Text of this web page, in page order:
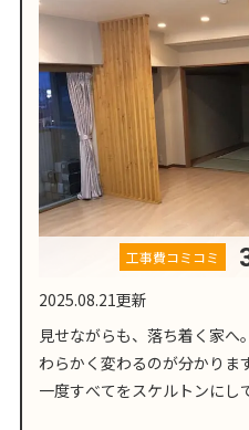
工事費コミコミ
2025.08.21更新
見せながらも、落ち着く家
わらかく変わるのが分かりま
一度すべてをスケルトンにし
ます。床も、壁も、間取り